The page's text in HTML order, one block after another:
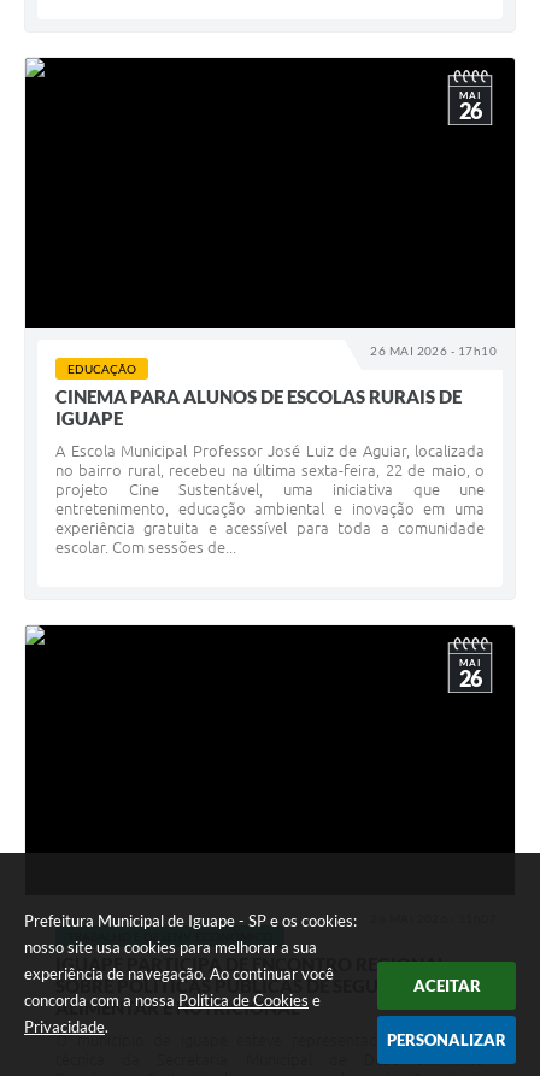
Prefeitura Municipal de Iguape - SP e os cookies:
nosso site usa cookies para melhorar a sua
experiência de navegação. Ao continuar você
concorda com a nossa Política de Cookies e
Privacidade.
ACEITAR
PERSONALIZAR
26 MAI 2026 - 17h10
MAI
26
EDUCAÇÃO
CINEMA PARA ALUNOS DE ESCOLAS RURAIS DE
IGUAPE
A Escola Municipal Professor José Luiz de Aguiar, localizada
no bairro rural, recebeu na última sexta-feira, 22 de maio, o
projeto Cine Sustentável, uma iniciativa que une
entretenimento, educação ambiental e inovação em uma
experiência gratuita e acessível para toda a comunidade
escolar. Com sessões de...
MAI
26
IGUAPE PARTICIPA DE ENCONTRO REGIONAL
SOBRE POLÍTICAS PÚBLICAS DE SEGURANÇA
ALIMENTAR E NUTRICIONAL
O município de Iguape esteve representado pela equipe
técnica da Secretaria Municipal de Desenvolvimento